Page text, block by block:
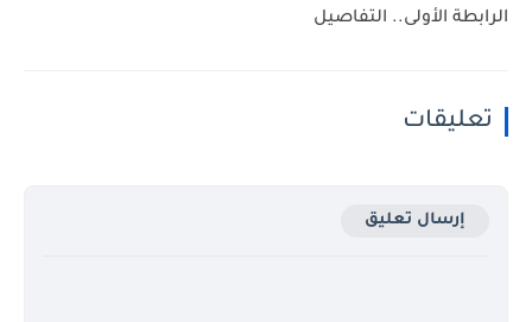
الرابطة الأولى.. التفاصيل
تعليقات
إرسال تعليق